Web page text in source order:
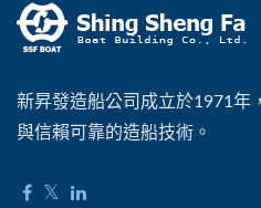
新昇發造船公司成立於1971年
與信賴可靠的造船技術。